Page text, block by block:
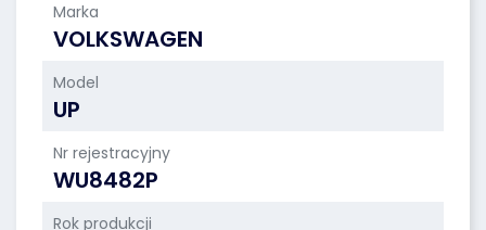
Marka
VOLKSWAGEN
Model
UP
Nr rejestracyjny
WU8482P
Rok produkcji